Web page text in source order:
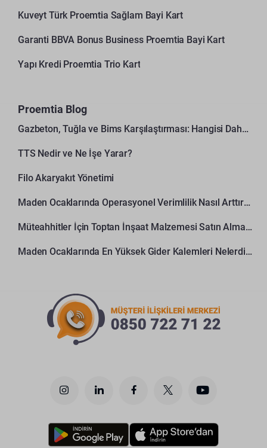
Kuveyt Türk Proemtia Sağlam Bayi Kart
Garanti BBVA Bonus Business Proemtia Bayi Kart
Yapı Kredi Proemtia Trio Kart
Proemtia Blog
Gazbeton, Tuğla ve Bims Karşılaştırması: Hangisi Daha Avantajlı?
TTS Nedir ve Ne İşe Yarar?
Filo Akaryakıt Yönetimi
Maden Ocaklarında Operasyonel Verimlilik Nasıl Arttırılır?
Müteahhitler İçin Toptan İnşaat Malzemesi Satın Alma Rehberi
Maden Ocaklarında En Yüksek Gider Kalemleri Nelerdir?